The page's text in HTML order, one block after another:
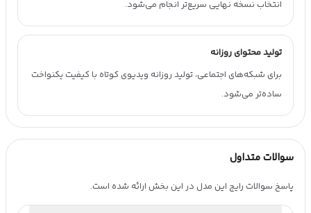
انتخاب نسخه نهایی سریع‌تر انجام می‌شود.
تولید محتوای روزانه
برای شبکه‌های اجتماعی، تولید روزانه ویدیوی کوتاه با کیفیت یکنواخت
ساده‌تر می‌شود.
سوالات متداول
پاسخ سوالات رایج این مدل در این بخش ارائه شده است.